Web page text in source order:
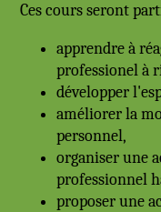
Ces cours seront
apprendre à
professionel à
développer
améliorer la
personnel,
organiser une
professionnel
proposer une